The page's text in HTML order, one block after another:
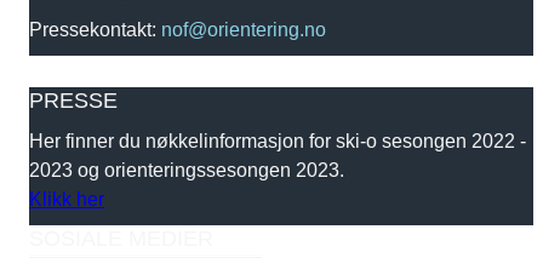
Pressekontakt: nof@orientering.no
PRESSE
Her finner du nøkkelinformasjon for ski-o sesongen 2022 -
2023 og orienteringssesongen 2023.
Klikk her